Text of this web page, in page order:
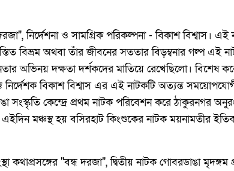
নির্দেশনা ও সামগ্রিক পরিকল্পনা - বিকাশ বিশ্বাস।
বিভ্রম অথবা তাঁর জীবনের সততার বিড়ম্বনার গল্প এই
অভিনয় দক্ষতা দর্শকদের মাতিয়ে রেখেছিলো। বিশেষ
নির্দেশক বিকাশ বিশ্বাস এর এই নাটকটি অত্যন্ত
সংস্কৃতি কেন্দ্রে প্রথম নাটক পরিবেশন করে ঠাকুরনগর
এইদিন মঞ্চস্থ হয় বসিরহাট কিংশুকের নাটক ময়নামতীর
"বন্ধ দরজা", দ্বিতীয় নাটক গোবরডাঙা মৃদঙ্গম